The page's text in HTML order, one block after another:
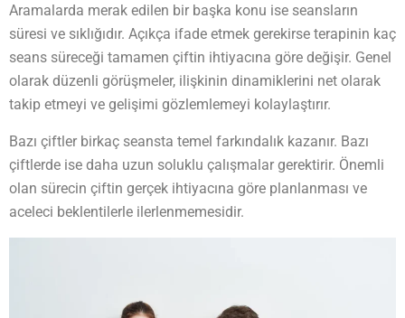
Aramalarda merak edilen bir başka konu ise seansların
süresi ve sıklığıdır. Açıkça ifade etmek gerekirse terapinin kaç
seans süreceği tamamen çiftin ihtiyacına göre değişir. Genel
olarak düzenli görüşmeler, ilişkinin dinamiklerini net olarak
takip etmeyi ve gelişimi gözlemlemeyi kolaylaştırır.
Bazı çiftler birkaç seansta temel farkındalık kazanır. Bazı
çiftlerde ise daha uzun soluklu çalışmalar gerektirir. Önemli
olan sürecin çiftin gerçek ihtiyacına göre planlanması ve
aceleci beklentilerle ilerlenmemesidir.